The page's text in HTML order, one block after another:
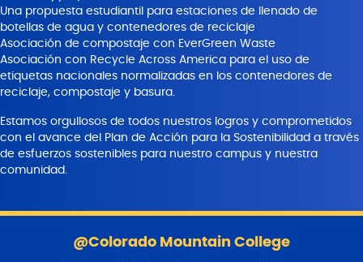
Una propuesta estudiantil para estaciones de llenado de
botellas de agua y contenedores de reciclaje
Asociación de compostaje con EverGreen Waste
Asociación con Recycle Across America para el uso de
etiquetas nacionales normalizadas en los contenedores de
reciclaje, compostaje y basura.
Estamos orgullosos de todos nuestros logros y comprometidos
con el avance del Plan de Acción para la Sostenibilidad a través
de esfuerzos sostenibles para nuestro campus y nuestra
comunidad.
@Colorado Mountain College